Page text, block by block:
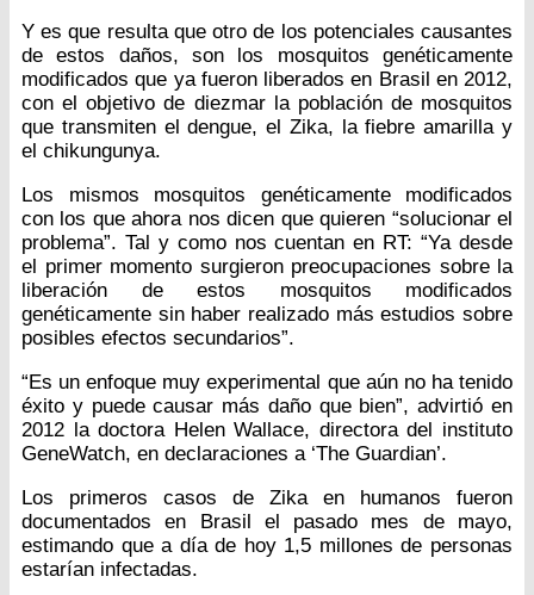
Y es que resulta que otro de los potenciales causantes
de estos daños, son los mosquitos genéticamente
modificados que ya fueron liberados en Brasil en 2012,
con el objetivo de diezmar la población de mosquitos
que transmiten el dengue, el Zika, la fiebre amarilla y
el chikungunya.
Los mismos mosquitos genéticamente modificados
con los que ahora nos dicen que quieren “solucionar el
problema”. Tal y como nos cuentan en RT: “Ya desde
el primer momento surgieron preocupaciones sobre la
liberación de estos mosquitos modificados
genéticamente sin haber realizado más estudios sobre
posibles efectos secundarios”.
“Es un enfoque muy experimental que aún no ha tenido
éxito y puede causar más daño que bien”, advirtió en
2012 la doctora Helen Wallace, directora del instituto
GeneWatch, en declaraciones a ‘The Guardian’.
Los primeros casos de Zika en humanos fueron
documentados en Brasil el pasado mes de mayo,
estimando que a día de hoy 1,5 millones de personas
estarían infectadas.